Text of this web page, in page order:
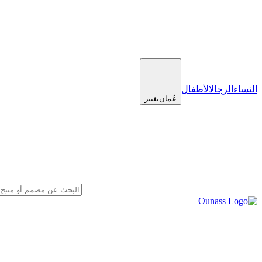
النساء الرجالالأطفال
عُمانتغيير